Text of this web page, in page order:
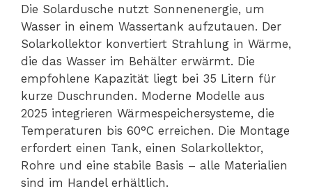
Die Solardusche nutzt Sonnenenergie, um
Wasser in einem Wassertank aufzutauen. Der
Solarkollektor konvertiert Strahlung in Wärme,
die das Wasser im Behälter erwärmt. Die
empfohlene Kapazität liegt bei 35 Litern für
kurze Duschrunden. Moderne Modelle aus
2025 integrieren Wärmespeichersysteme, die
Temperaturen bis 60°C erreichen. Die Montage
erfordert einen Tank, einen Solarkollektor,
Rohre und eine stabile Basis – alle Materialien
sind im Handel erhältlich.